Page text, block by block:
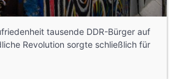
tausende DDR-Bürger auf
Revolution sorgte schließlich für